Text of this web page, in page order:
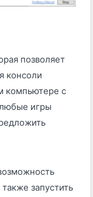
позволяет
консоли
компьютере с
игры
запустить